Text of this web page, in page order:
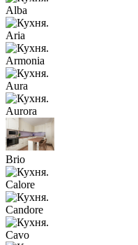
Alba
Aria
Armonia
Aura
Aurora
Brio
Calore
Candore
Cavo